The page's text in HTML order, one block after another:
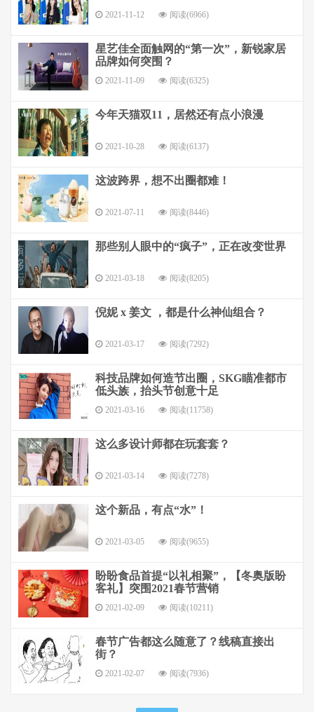
2021-11-12 阅读(6966)
星艺佳全面触网的“第一次”，新锐家居
品牌如何突围？
2021-11-09 阅读(6325)
今年天猫双11，居然还有点小浪漫
2021-10-28 阅读(6137)
这波跨界，想不出圈都难！
2021-07-11 阅读(8446)
那些别人眼中的“疯子”，正在改变世界
2021-03-18 阅读(8205)
倪妮 x 姜文 ，都是什么神仙组合？
2021-03-17 阅读(7292)
科技品牌如何造节出圈，SKG瞄准都市
低头族，抬头节创意十足
2021-03-16 阅读(11758)
这么多设计师都在玩套套？
2021-03-14 阅读(7278)
这个新品，有点“水”！
2021-03-05 阅读(9655)
盼盼食品首提“以礼相聚”，【冬奥版盼
客礼】突围2021春节营销
2021-02-09 阅读(10211)
春节广告都这么随意了？线稿直接出
街？
2021-02-07 阅读(7936)